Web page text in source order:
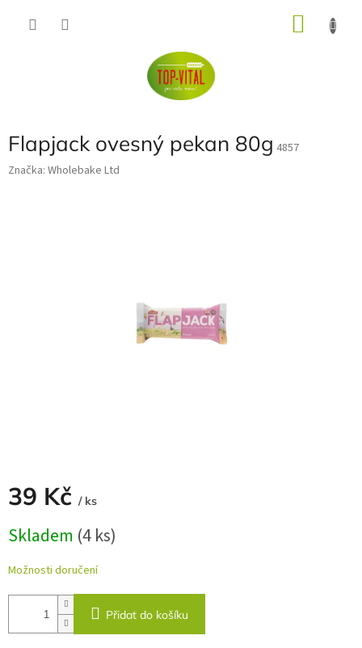
Flapjack ovesný pekan 80g 4857
Značka: Wholebake Ltd
39 Kč / ks
cena:
Skladem (4 ks)
Možnosti doručení
Přidat do košíku